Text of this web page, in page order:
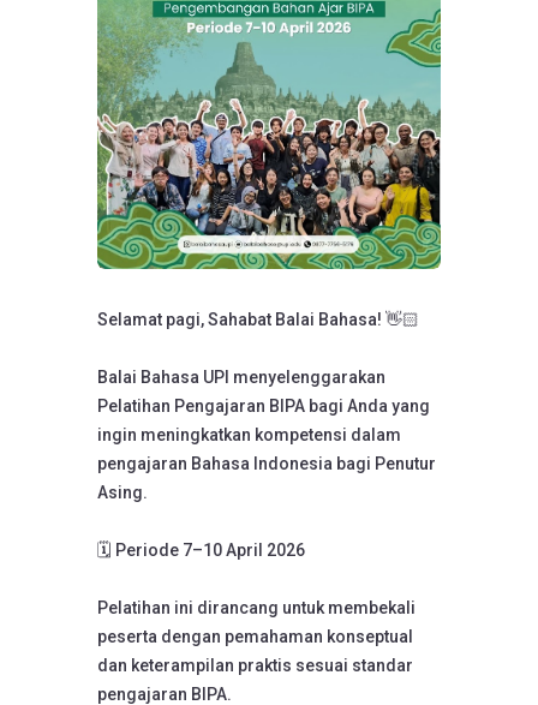
Selamat pagi, Sahabat Balai Bahasa! 👋🏻
Balai Bahasa UPI menyelenggarakan
Pelatihan Pengajaran BIPA bagi Anda yang
ingin meningkatkan kompetensi dalam
pengajaran Bahasa Indonesia bagi Penutur
Asing.
🗓️ Periode 7–10 April 2026
Pelatihan ini dirancang untuk membekali
peserta dengan pemahaman konseptual
dan keterampilan praktis sesuai standar
pengajaran BIPA.